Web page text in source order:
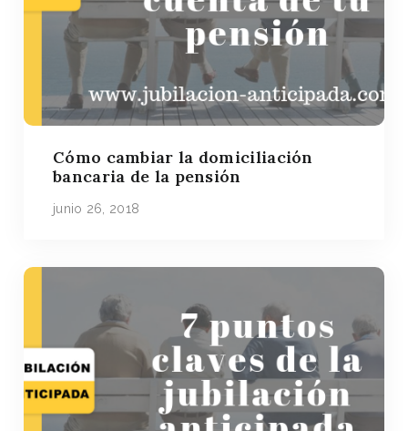
Cómo cambiar la domiciliación
bancaria de la pensión
junio 26, 2018